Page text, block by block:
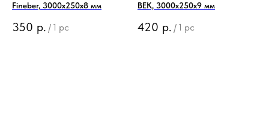
Fineber, 3000x250x8 мм
350 р. / 1 pc
ВЕК, 3000x250x9 мм
420 р. / 1 pc